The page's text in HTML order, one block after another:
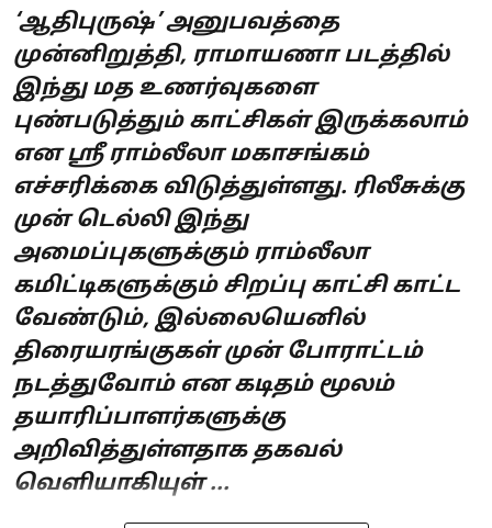
‘ஆதிபுருஷ்’ அனுபவத்தை
முன்னிறுத்தி, ராமாயணா படத்தில்
இந்து மத உணர்வுகளை
புண்படுத்தும் காட்சிகள் இருக்கலாம்
என ஸ்ரீ ராம்லீலா மகாசங்கம்
எச்சரிக்கை விடுத்துள்ளது. ரிலீசுக்கு
முன் டெல்லி இந்து
அமைப்புகளுக்கும் ராம்லீலா
கமிட்டிகளுக்கும் சிறப்பு காட்சி காட்ட
வேண்டும், இல்லையெனில்
திரையரங்குகள் முன் போராட்டம்
நடத்துவோம் என கடிதம் மூலம்
தயாரிப்பாளர்களுக்கு
அறிவித்துள்ளதாக தகவல்
வெளியாகியுள் ...